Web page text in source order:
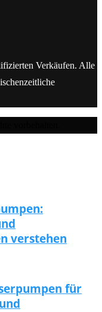
Verkäufen. Alle
verstehen
für